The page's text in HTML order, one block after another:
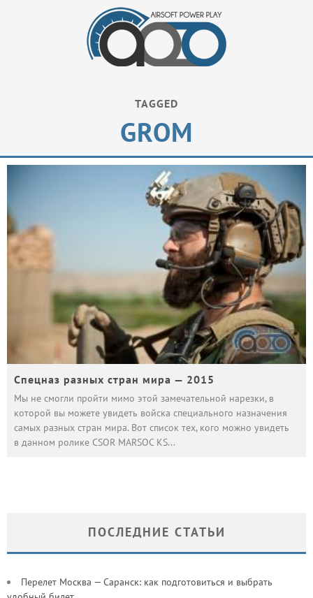
TAGGED
GROM
Спецназ разных стран мира — 2015
Мы не смогли пройти мимо этой замечательной нарезки, в
которой вы можете увидеть войска специального назначения
самых разных стран мира. Вот список тех, кого можно увидеть
в данном ролике CSOR MARSOC KS...
ПОСЛЕДНИЕ СТАТЬИ
Перелет Москва — Саранск: как подготовиться и выбрать